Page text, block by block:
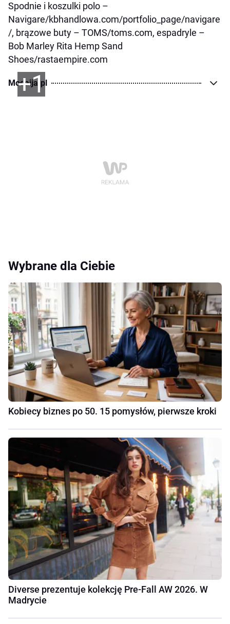
Spodnie i koszulki polo –
Navigare/kbhandlowa.com/portfolio_page/navigare
/, brązowe buty – TOMS/toms.com, espadryle –
Bob Marley Rita Hemp Sand
Shoes/rastaempire.com
+1
Modaija.pl
Wybrane dla Ciebie
Kobiecy biznes po 50. 15 pomysłów, pierwsze kroki
Diverse prezentuje kolekcję Pre-Fall AW 2026. W
Madrycie